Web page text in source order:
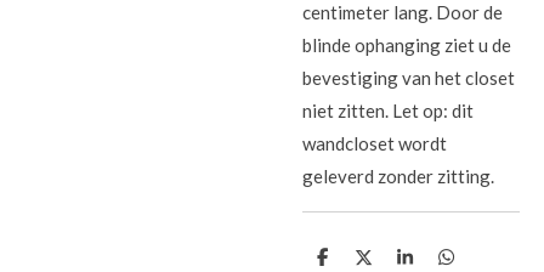
centimeter lang. Door de
blinde ophanging ziet u de
bevestiging van het closet
niet zitten. Let op: dit
wandcloset wordt
geleverd zonder zitting.
D
D
S
D